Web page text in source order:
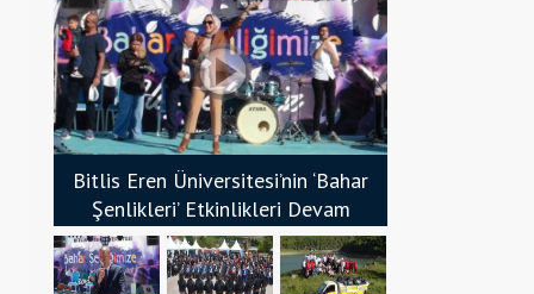
Bitlis Eren Üniversitesi’nin ‘Bahar
Şenlikleri’ Etkinlikleri Devam
Ediyor - Bitlis Bülten